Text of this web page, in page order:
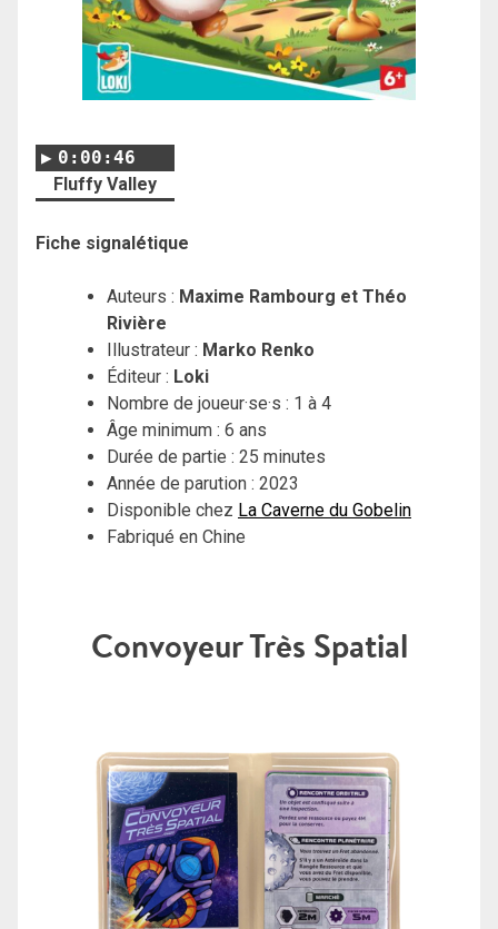
0:00:46
Fluffy Valley
Fiche signalétique
Auteurs : Maxime Rambourg et Théo
Rivière
Illustrateur : Marko Renko
Éditeur : Loki
Nombre de joueur·se·s : 1 à 4
Âge minimum : 6 ans
Durée de partie : 25 minutes
Année de parution : 2023
Disponible chez La Caverne du Gobelin
Fabriqué en Chine
Convoyeur Très Spatial